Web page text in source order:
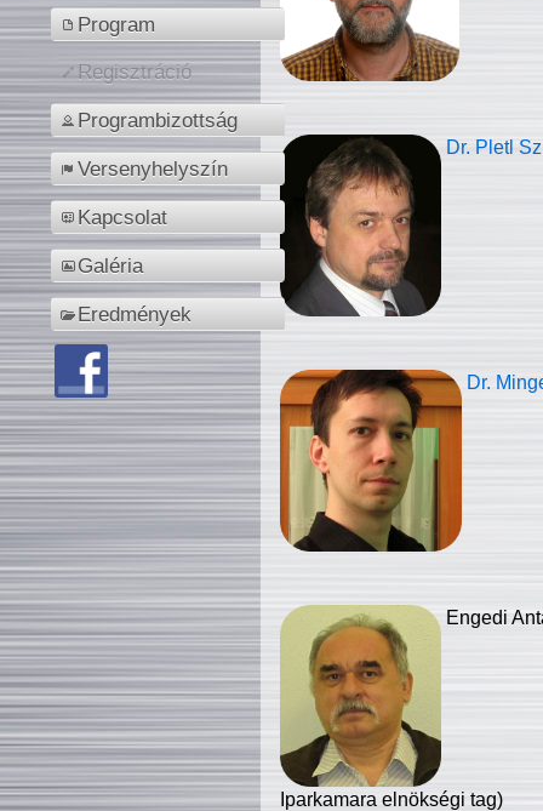
Program
Regisztráció
Programbizottság
Versenyhelyszín
Kapcsolat
Galéria
Eredmények
Dr. Pletl
Dr.
Engedi
Iparkamara elnökségi tag)